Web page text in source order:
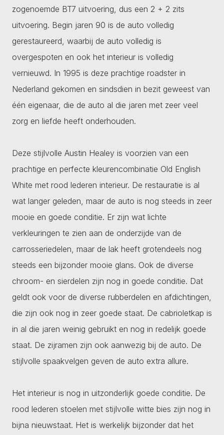
zogenoemde BT7 uitvoering, dus een 2 + 2 zits
uitvoering. Begin jaren 90 is de auto volledig
gerestaureerd, waarbij de auto volledig is
overgespoten en ook het interieur is volledig
vernieuwd. In 1995 is deze prachtige roadster in
Nederland gekomen en sindsdien in bezit geweest van
één eigenaar, die de auto al die jaren met zeer veel
zorg en liefde heeft onderhouden.
Deze stijlvolle Austin Healey is voorzien van een
prachtige en perfecte kleurencombinatie Old English
White met rood lederen interieur. De restauratie is al
wat langer geleden, maar de auto is nog steeds in zeer
mooie en goede conditie. Er zijn wat lichte
verkleuringen te zien aan de onderzijde van de
carrosseriedelen, maar de lak heeft grotendeels nog
steeds een bijzonder mooie glans. Ook de diverse
chroom- en sierdelen zijn nog in goede conditie. Dat
geldt ook voor de diverse rubberdelen en afdichtingen,
die zijn ook nog in zeer goede staat. De cabrioletkap is
in al die jaren weinig gebruikt en nog in redelijk goede
staat. De zijramen zijn ook aanwezig bij de auto. De
stijlvolle spaakvelgen geven de auto extra allure.
Het interieur is nog in uitzonderlijk goede conditie. De
rood lederen stoelen met stijlvolle witte bies zijn nog in
bijna nieuwstaat. Het is werkelijk bijzonder dat het